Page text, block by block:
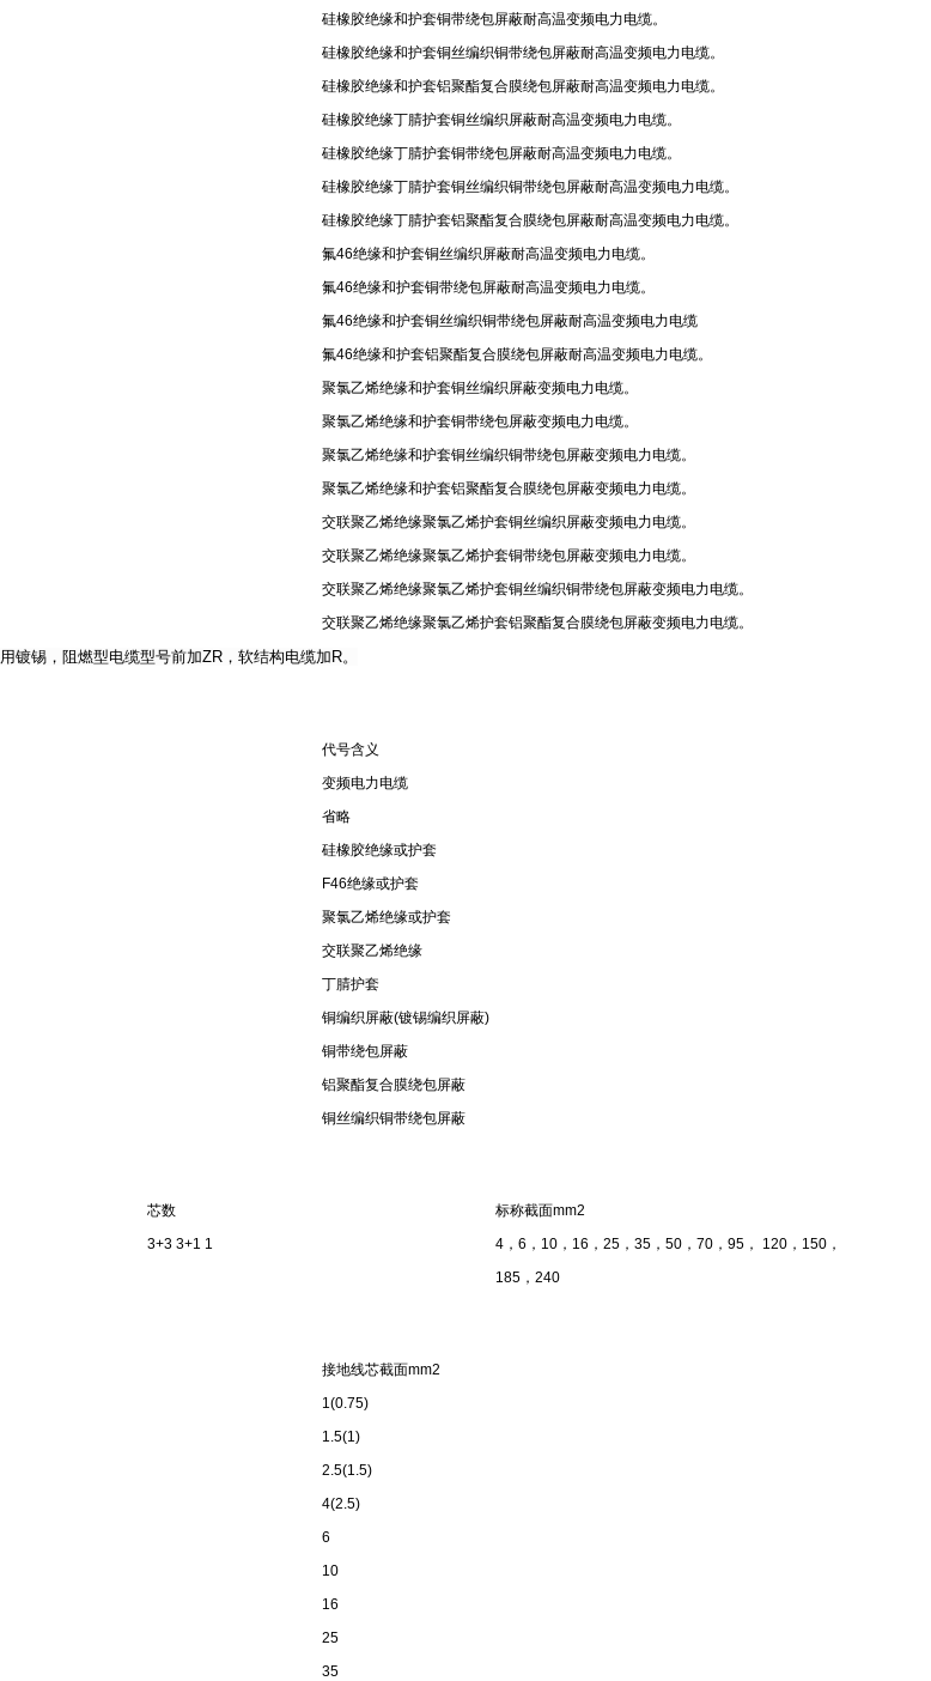
硅橡胶绝缘和护套铜带绕包屏蔽耐高温变频电力电缆。
硅橡胶绝缘和护套铜丝编织铜带绕包屏蔽耐高温变频电力电缆。
硅橡胶绝缘和护套铝聚酯复合膜绕包屏蔽耐高温变频电力电缆。
硅橡胶绝缘丁腈护套铜丝编织屏蔽耐高温变频电力电缆。
硅橡胶绝缘丁腈护套铜带绕包屏蔽耐高温变频电力电缆。
硅橡胶绝缘丁腈护套铜丝编织铜带绕包屏蔽耐高温变频电力电缆。
硅橡胶绝缘丁腈护套铝聚酯复合膜绕包屏蔽耐高温变频电力电缆。
氟46绝缘和护套铜丝编织屏蔽耐高温变频电力电缆。
氟46绝缘和护套铜带绕包屏蔽耐高温变频电力电缆。
氟46绝缘和护套铜丝编织铜带绕包屏蔽耐高温变频电力电缆
氟46绝缘和护套铝聚酯复合膜绕包屏蔽耐高温变频电力电缆。
聚氯乙烯绝缘和护套铜丝编织屏蔽变频电力电缆。
聚氯乙烯绝缘和护套铜带绕包屏蔽变频电力电缆。
聚氯乙烯绝缘和护套铜丝编织铜带绕包屏蔽变频电力电缆。
聚氯乙烯绝缘和护套铝聚酯复合膜绕包屏蔽变频电力电缆。
交联聚乙烯绝缘聚氯乙烯护套铜丝编织屏蔽变频电力电缆。
交联聚乙烯绝缘聚氯乙烯护套铜带绕包屏蔽变频电力电缆。
交联聚乙烯绝缘聚氯乙烯护套铜丝编织铜带绕包屏蔽变频电力电缆。
交联聚乙烯绝缘聚氯乙烯护套铝聚酯复合膜绕包屏蔽变频电力电缆。
镀锡，阻燃型电缆型号前加ZR，软结构电缆加R。
代号含义
变频电力电缆
省略
硅橡胶绝缘或护套
F46绝缘或护套
聚氯乙烯绝缘或护套
交联聚乙烯绝缘
丁腈护套
铜编织屏蔽(镀锡编织屏蔽)
铜带绕包屏蔽
铝聚酯复合膜绕包屏蔽
铜丝编织铜带绕包屏蔽
芯数
标称截面mm2
3+3 3+1 1
4，6，10，16，25，35，50，70，95， 120，150，
185，240
接地线芯截面mm2
1(0.75)
1.5(1)
2.5(1.5)
4(2.5)
6
10
16
25
35